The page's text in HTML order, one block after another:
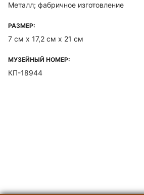
Металл; фабричное изготовление
РАЗМЕР:
7 см х 17,2 см х 21 см
МУЗЕЙНЫЙ НОМЕР:
КП-18944